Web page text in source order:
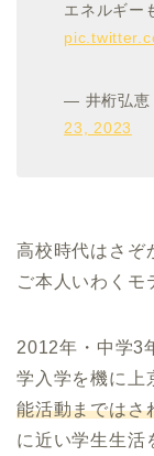
エネルギー
— 井桁弘恵
23, 2023
高校時代はさぞ
ご本人いわくモ
2012年・中学3
学入学を機に上
能活動まではさ
に近い学生生活